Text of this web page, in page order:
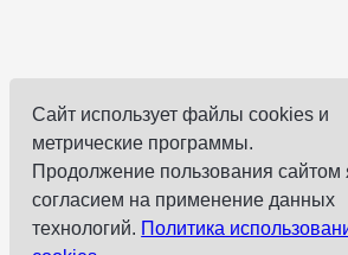
Сайт использует файлы cookies и
метрические программы.
Продолжение пользования сайтом
согласием на применение данных
технологий. Политика